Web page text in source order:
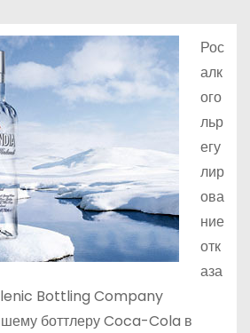
Рос
алк
ого
льр
егу
лир
ова
ние
отк
аза
Bottling Company
боттлеру Coca-Cola в